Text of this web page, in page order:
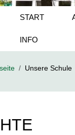
START
INFO
Unsere Schule